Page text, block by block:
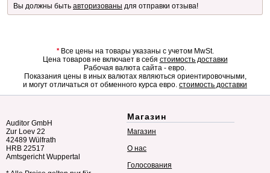
Вы должны быть авторизованы для отправки отзыва!
*Все цены на товары указаны с учетом MwSt.
Цена товаров не включает в себя стоимость доставки
Рабочая валюта сайта - евро.
Показания цены в иных валютах являються ориентировочными,
и могут отличаться от обменного курса евро. стоимость доставки
Auditor GmbH
Zur Loev 22
42489 Wülfrath
HRB 22517
Amtsgericht Wuppertal
Магазин
Магазин
О нас
Голосования